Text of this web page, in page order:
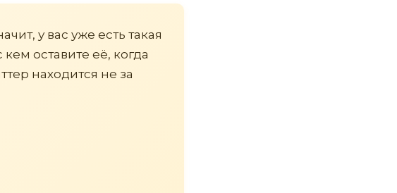
у вас уже есть такая
оставите её, когда
находится не за